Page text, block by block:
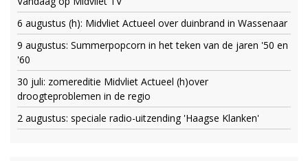
6 augustus (h): Midvliet Actueel over duinbrand in Wassenaar
9 augustus: Summerpopcorn in het teken van de jaren '50 en
'60
30 juli: zomereditie Midvliet Actueel (h)over
droogteproblemen in de regio
2 augustus: speciale radio-uitzending 'Haagse Klanken'